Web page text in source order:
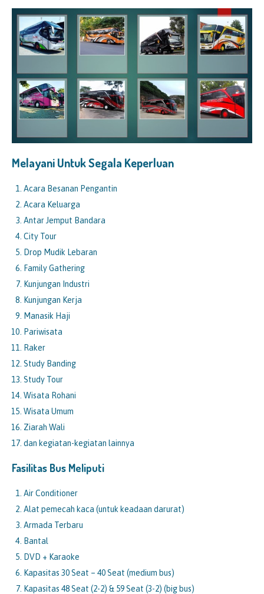
Melayani Untuk Segala Keperluan
Acara Besanan Pengantin
Acara Keluarga
Antar Jemput Bandara
City Tour
Drop Mudik Lebaran
Family Gathering
Kunjungan Industri
Kunjungan Kerja
Manasik Haji
Pariwisata
Raker
Study Banding
Study Tour
Wisata Rohani
Wisata Umum
Ziarah Wali
dan kegiatan-kegiatan lainnya
Fasilitas Bus Meliputi
Air Conditioner
Alat pemecah kaca (untuk keadaan darurat)
Armada Terbaru
Bantal
DVD + Karaoke
Kapasitas 30 Seat – 40 Seat (medium bus)
Kapasitas 48 Seat (2-2) & 59 Seat (3-2) (big bus)